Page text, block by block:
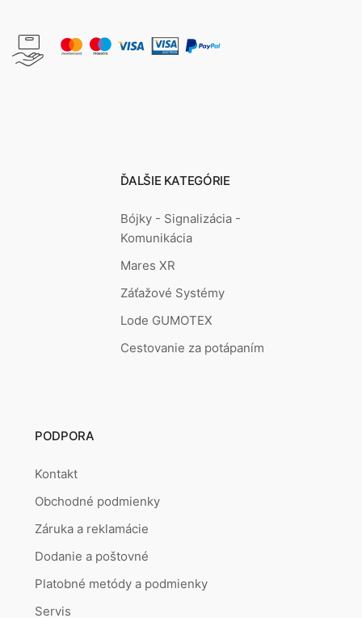
ĎALŠIE KATEGÓRIE
Bójky - Signalizácia -
Komunikácia
Mares XR
Záťažové Systémy
Lode GUMOTEX
Cestovanie za potápaním
PODPORA
Kontakt
Obchodné podmienky
Záruka a reklamácie
Dodanie a poštovné
Platobné metódy a podmienky
Servis